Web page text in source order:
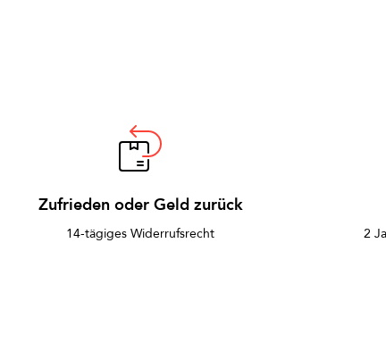
Zufrieden oder Geld zurück
14-tägiges Widerrufsrecht 2